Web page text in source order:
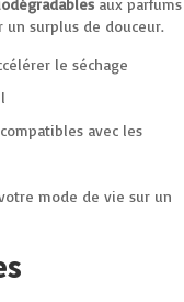
aux parfums
surplus de douceur.
le séchage
, compatibles avec les
mode de vie sur un